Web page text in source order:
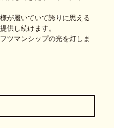
が履いていて誇りに思える
供し続けます。
ツマンシップの光を灯しま